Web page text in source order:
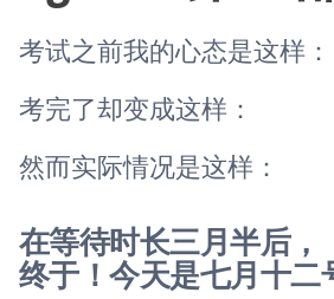
考试之前我的心态是这样：
考完了却变成这样：
然而实际情况是这样：
在等待时长三月半后，
终于！今天是七月十二